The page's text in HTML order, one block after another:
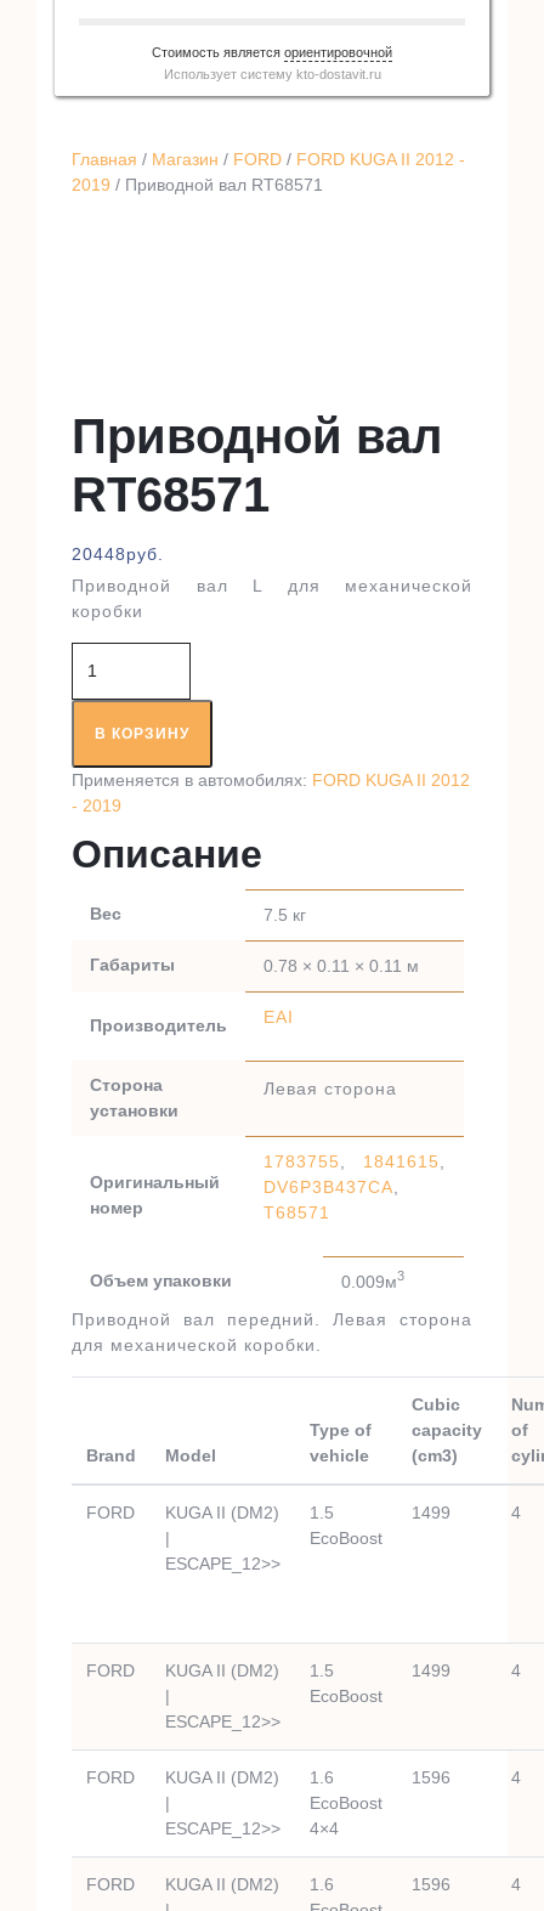
Главная / Магазин / FORD / FORD KUGA II 2012 -
2019 / Приводной вал RT68571
Приводной вал
RT68571
20448руб.
Приводной вал L для механической
коробки
товара
Приводной
валВ КОРЗИНУ
Применяется в автомобилях: FORD KUGA II 2012
- 2019
Описание
Вес 7.5 кг
Габариты 0.78 × 0.11 × 0.11 м
Производитель EAI
Сторона
установки
Левая сторона
Оригинальный
номер
1783755 1841615
DV6P3B437CA
T68571
Объем упаковки 0.009м3
Приводной вал передний. Левая сторона
для механической коробки.
Brand Model
Type of
vehicle
Cubic
capacity
(cm3)
of
FORD
KUGA II (DM2)
|
ESCAPE_12>>
1.5
EcoBoost
1499 4
FORD
KUGA II (DM2)
|
ESCAPE_12>>
1.5
EcoBoost
1499 4
FORD
KUGA II (DM2)
|
ESCAPE_12>>
1.6
EcoBoost
4×4
1596 4
FORD
KUGA II (DM2)
1.6
1596 4
Стоимость является ориентировочной
Использует систему kto-dostavit.ru